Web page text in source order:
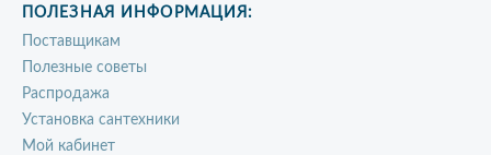
ПОЛЕЗНАЯ ИНФОРМАЦИЯ:
Поставщикам
Полезные советы
Распродажа
Установка сантехники
Мой кабинет